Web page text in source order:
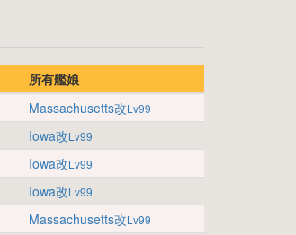
所有艦娘
Massachusetts改Lv99
Iowa改Lv99
Iowa改Lv99
Iowa改Lv99
Massachusetts改Lv99